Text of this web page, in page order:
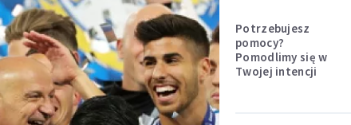
Potrzebujesz
pomocy?
Pomodlimy się w
Twojej intencji